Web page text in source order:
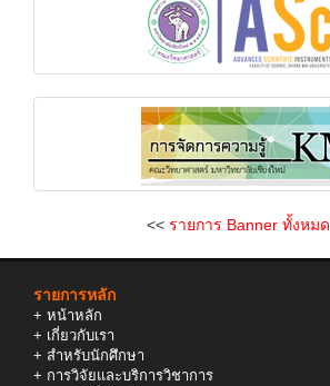
<< รายการ Banner ทั้งหมด
รายการหลัก
+ หน้าหลัก
+ เกี่ยวกับเรา
+ สำหรับนักศึกษา
+ การวิจัยและบริการวิชาการ